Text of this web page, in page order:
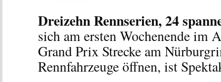
Dreizehn Rennserien, 24
sich am ersten Wochenende im
Grand Prix Strecke am
Rennfahrzeuge öffnen, ist